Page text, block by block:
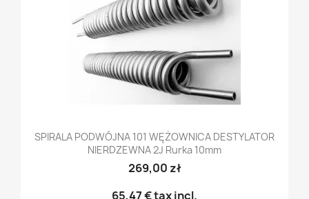
SPIRALA PODWÓJNA 101 WĘŻOWNICA DESTYLATOR
NIERDZEWNA 2J Rurka 10mm
269,00 zł
65,47 €tax incl.